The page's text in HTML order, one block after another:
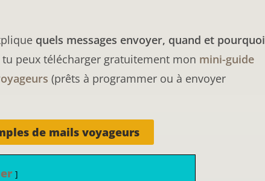
quels messages envoyer, quand et pourquoi
peux télécharger gratuitement mon mini-guide
(prêts à programmer ou à envoyer
de mails voyageurs